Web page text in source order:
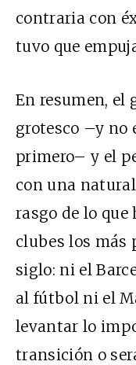
contraria con
tuvo que
En resumen, el
grotesco –y no
primero– y el
con una
rasgo de lo que
clubes los más
siglo: ni el
al fútbol ni el
levantar lo
transición o